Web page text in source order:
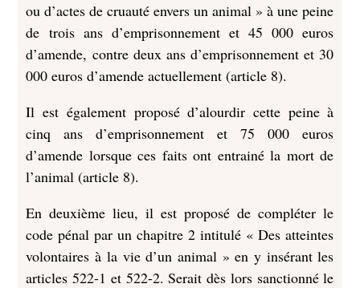
ou d’actes de cruauté envers un animal » à une peine
de trois ans d’emprisonnement et 45 000 euros
d’amende, contre deux ans d’emprisonnement et 30
000 euros d’amende actuellement (article 8).
Il est également proposé d’alourdir cette peine à
cinq ans d’emprisonnement et 75 000 euros
d’amende lorsque ces faits ont entrainé la mort de
l’animal (article 8).
En deuxième lieu, il est proposé de compléter le
code pénal par un chapitre 2 intitulé « Des atteintes
volontaires à la vie d’un animal » en y insérant les
articles 522-1 et 522-2. Serait dès lors sanctionné le